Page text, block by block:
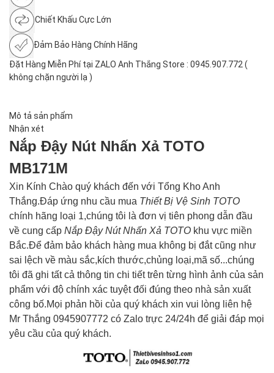
Chiết Khấu Cực Lớn
Đảm Bảo Hàng Chính Hãng
Đặt Hàng Miễn Phí tại ZALO Anh Thắng Store : 0945.907.772 (
không chặn người lạ )
Mô tả sản phẩm
Nhận xét
Nắp Đậy Nút Nhấn Xả TOTO
MB171M
Xin Kính Chào quý khách đến với Tổng Kho Anh
Thắng.Đáp ứng nhu cầu mua Thiết Bị Vệ Sinh TOTO
chính hãng loại 1,chúng tôi là đơn vị tiên phong dẫn đầu
về cung cấp Nắp Đậy Nút Nhấn Xả TOTO khu vực miền
Bắc.Để đảm bảo khách hàng mua không bị đắt cũng như
sai lệch về màu sắc,kích thước,chủng loại,mã số...chúng
tôi đã ghi tất cả thông tin chi tiết trên từng hình ảnh của sản
phẩm với độ chính xác tuyệt đối đúng theo nhà sản xuất
công bố.Mọi phản hồi của quý khách xin vui lòng liên hệ
Mr Thắng 0945907772 có Zalo trực 24/24h để giải đáp mọi
yêu cầu của quý khách.